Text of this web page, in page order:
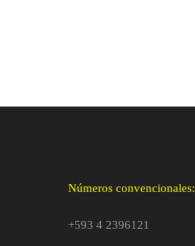
Números convencionales:
+593 4 2396121